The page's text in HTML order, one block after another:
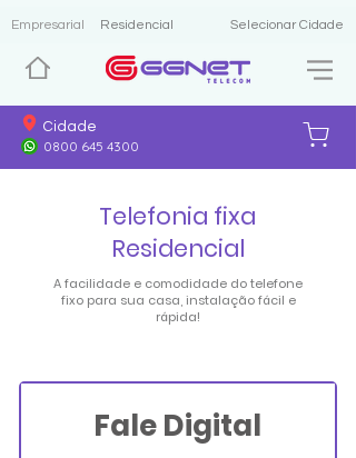
Empresarial Residencial Selecionar Cidade
Cidade
0800 645 4300
Telefonia fixa
Residencial
A facilidade e comodidade do telefone
fixo para sua casa, instalação fácil e
rápida!
Fale Digital